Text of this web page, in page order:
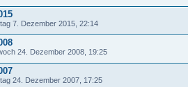
7. Dezember 2015, 22:14
24. Dezember 2008, 19:25
24. Dezember 2007, 17:25